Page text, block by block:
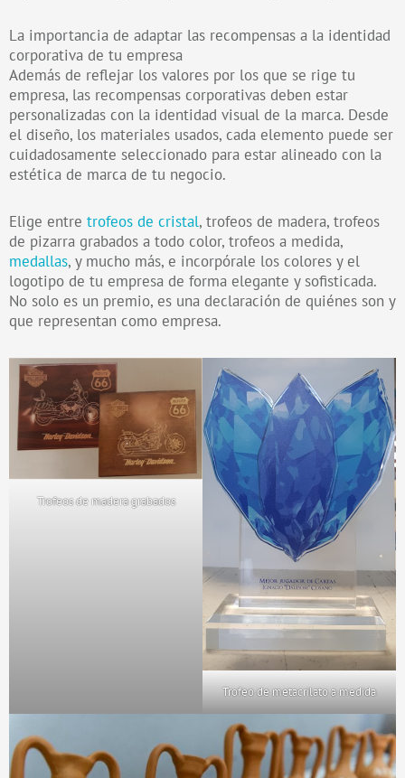
La importancia de adaptar las recompensas a la identidad
corporativa de tu empresa
Además de reflejar los valores por los que se rige tu
empresa, las recompensas corporativas deben estar
personalizadas con la identidad visual de la marca. Desde
el diseño, los materiales usados, cada elemento puede ser
cuidadosamente seleccionado para estar alineado con la
estética de marca de tu negocio.
Elige entre trofeos de cristal, trofeos de madera, trofeos
de pizarra grabados a todo color, trofeos a medida,
medallas, y mucho más, e incorpórale los colores y el
logotipo de tu empresa de forma elegante y sofisticada.
No solo es un premio, es una declaración de quiénes son y
que representan como empresa.
Trofeos de madera grabados
Trofeo de metacrilato a medida